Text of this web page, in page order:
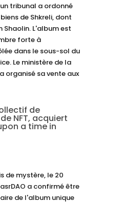
un tribunal a ordonné
de Shkreli, dont
Shaolin. L'album est
forte à
dans le sous-sol du
Le ministère de la
organisé sa vente aux
de
NFT, acquiert
a time in
de mystère, le 20
a confirmé être
de l'album unique